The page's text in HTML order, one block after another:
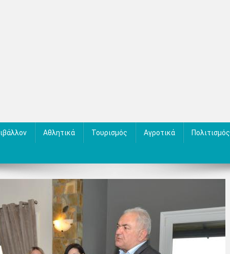
Αθλητικά Τουρισμός Αγροτικά Πολιτισμός